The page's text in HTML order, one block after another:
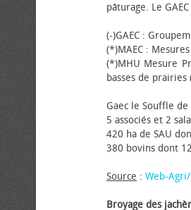
pâturage. Le
(-)GAEC :
(*)MAEC :
(*)MHU Mesure
basses de prairies
Gaec le Souffle
5 associés et 2
420 ha de SAU
380 bovins dont
Source : Web-
Broyage des